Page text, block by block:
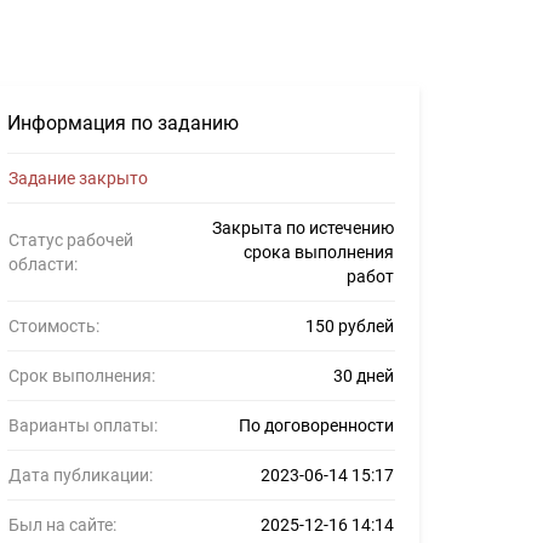
Информация по заданию
Задание закрыто
Статус рабочей
области:
Закрыта по истечению
срока выполнения
работ
Стоимость: 150 рублей
Срок выполнения: 30 дней
Варианты оплаты: По договоренности
Дата публикации: 2023-06-14 15:17
Был на сайте: 2025-12-16 14:14